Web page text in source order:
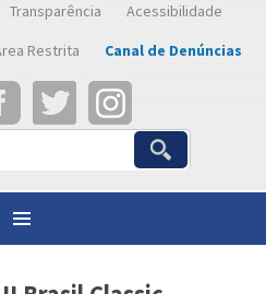
Transparência
Acessibilidade
Restrita Canal de Denúncias
amanhã no São Fernando